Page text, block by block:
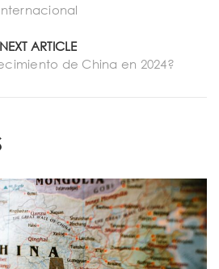
NEXT ARTICLE
de China en 2024?